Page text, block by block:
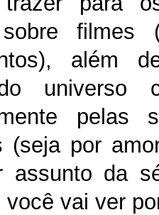
além
universo
pelas
(seja por
assunto da
você vai ver